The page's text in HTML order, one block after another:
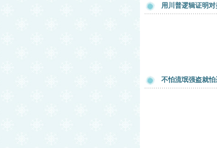
用川普逻辑证明
不怕流氓强盗就